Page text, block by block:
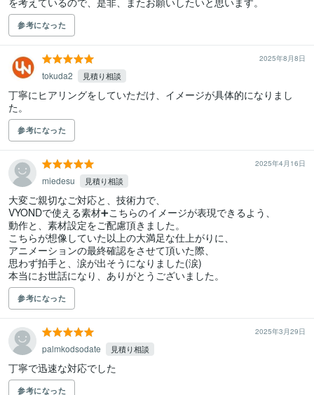
参考になった
2025年8月8日
tokuda2 見積り相談
丁寧にヒアリングをしていただけ、イメージが具体的になりまし
た。
参考になった
2025年4月16日
miedesu 見積り相談
大変ご親切なご対応と、技術力で、
VYONDで使える素材➕こちらのイメージが表現できるよう、
動作と、素材設定をご配慮頂きました。
こちらが想像していた以上の大満足な仕上がりに、
アニメーションの最終確認をさせて頂いた際、
思わず拍手と、涙が出そうになりました(涙)
本当にお世話になり、ありがとうございました。
参考になった
2025年3月29日
palmkodsodate 見積り相談
丁寧で迅速な対応でした
参考になった